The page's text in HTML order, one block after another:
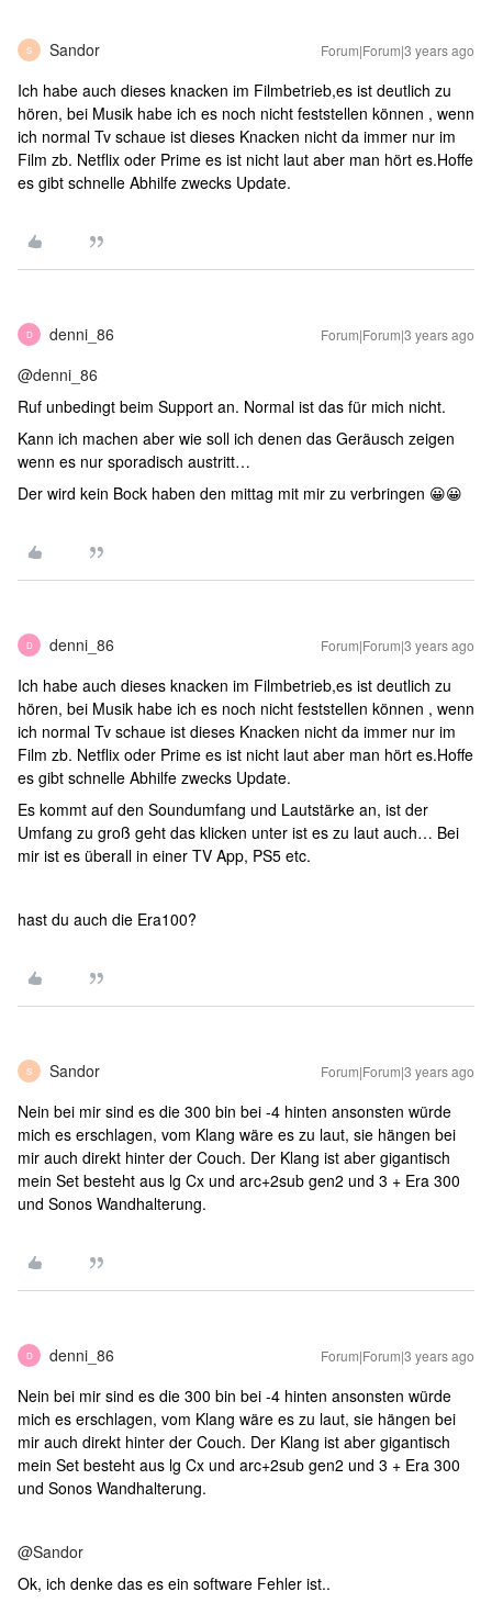
S Sandor Forum|Forum|3 years ago
Ich habe auch dieses knacken im Filmbetrieb,es ist deutlich zu
hören, bei Musik habe ich es noch nicht feststellen können , wenn
ich normal Tv schaue ist dieses Knacken nicht da immer nur im
Film zb. Netflix oder Prime es ist nicht laut aber man hört es.Hoffe
es gibt schnelle Abhilfe zwecks Update.
D denni_86 Forum|Forum|3 years ago
@denni_86
Ruf unbedingt beim Support an. Normal ist das für mich nicht.
Kann ich machen aber wie soll ich denen das Geräusch zeigen
wenn es nur sporadisch austritt…
Der wird kein Bock haben den mittag mit mir zu verbringen 😀😀
D denni_86 Forum|Forum|3 years ago
Ich habe auch dieses knacken im Filmbetrieb,es ist deutlich zu
hören, bei Musik habe ich es noch nicht feststellen können , wenn
ich normal Tv schaue ist dieses Knacken nicht da immer nur im
Film zb. Netflix oder Prime es ist nicht laut aber man hört es.Hoffe
es gibt schnelle Abhilfe zwecks Update.
Es kommt auf den Soundumfang und Lautstärke an, ist der
Umfang zu groß geht das klicken unter ist es zu laut auch… Bei
mir ist es überall in einer TV App, PS5 etc.
hast du auch die Era100?
S Sandor Forum|Forum|3 years ago
Nein bei mir sind es die 300 bin bei -4 hinten ansonsten würde
mich es erschlagen, vom Klang wäre es zu laut, sie hängen bei
mir auch direkt hinter der Couch. Der Klang ist aber gigantisch
mein Set besteht aus lg Cx und arc+2sub gen2 und 3 + Era 300
und Sonos Wandhalterung.
D denni_86 Forum|Forum|3 years ago
Nein bei mir sind es die 300 bin bei -4 hinten ansonsten würde
mich es erschlagen, vom Klang wäre es zu laut, sie hängen bei
mir auch direkt hinter der Couch. Der Klang ist aber gigantisch
mein Set besteht aus lg Cx und arc+2sub gen2 und 3 + Era 300
und Sonos Wandhalterung.
@Sandor
Ok, ich denke das es ein software Fehler ist..